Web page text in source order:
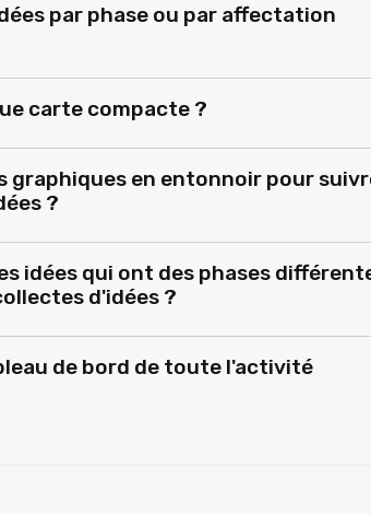
par phase ou par affectation
carte compacte ?
graphiques en entonnoir pour
?
idées qui ont des phases
d'idées ?
de bord de toute l'activité